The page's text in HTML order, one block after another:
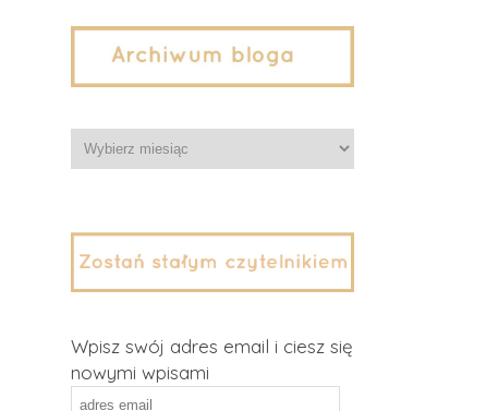
Archiwa
Wpisz swój adres email i ciesz się
nowymi wpisami
adres